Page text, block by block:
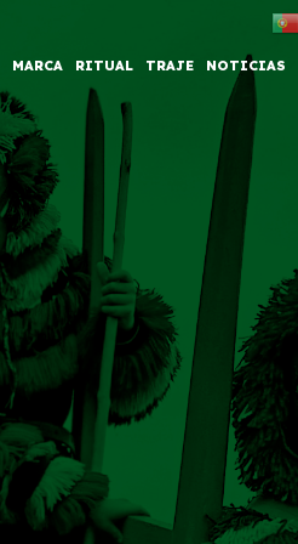
MARCA RITUAL TRAJE NOTICIAS